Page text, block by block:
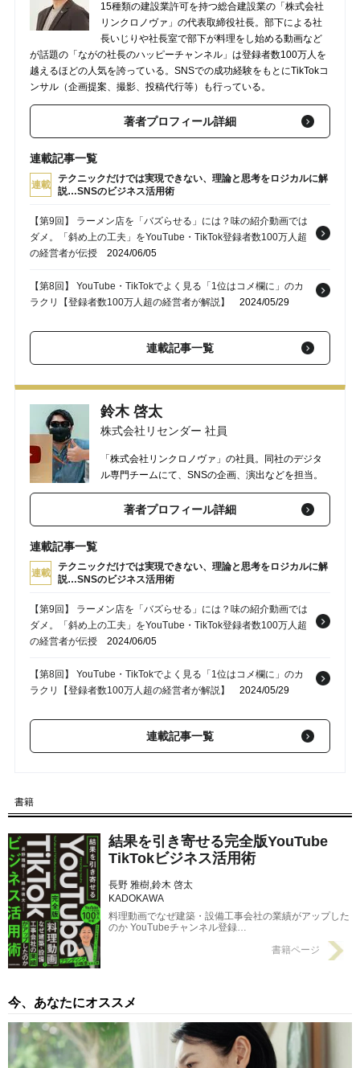
15種類の建設業許可を持つ総合建設業の「株式会社
リンクロノヴァ」の代表取締役社長。部下による社
長いじりや社長室で部下が料理をし始める動画など
が話題の「ながの社長のハッピーチャンネル」は登録者数100万人を
越えるほどの人気を誇っている。SNSでの成功経験をもとにTikTokコ
ンサル（企画提案、撮影、投稿代行等）も行っている。
著者プロフィール詳細
連載記事一覧
連載
テクニックだけでは実現できない、理論と思考をロジカルに解
説…SNSのビジネス活用術
【第9回】 ラーメン店を「バズらせる」には？味の紹介動画では
ダメ。「斜め上の工夫」をYouTube・TikTok登録者数100万人超
の経営者が伝授 2024/06/05
【第8回】 YouTube・TikTokでよく見る「1位はコメ欄に」のカ
ラクリ【登録者数100万人超の経営者が解説】
2024/05/29
【第7回】 ほとんどの人が気づいていない…「バズり」を連発す
る、優れたクリエイターの共通点【TikTok・YouTubeの登録者数
100万人の経営者が解説】2024/05/26
TikTok・YouTubeの登録者数が100万人となった経営者が「会
社」と組み合わせて登場させたものとは？2024/05/25
【第5回】 「ショート動画」でバズりたい…再生数が伸びない人
が大体見落としていること【TikTok・YouTubeの登録者数100万
人の経営者が解説】
連載記事一覧
鈴木 啓太
株式会社リセンダー 社員
「株式会社リンクロノヴァ」の社員。同社のデジタ
ル専門チームにて、SNSの企画、演出などを担当。
著者プロフィール詳細
連載記事一覧
連載
テクニックだけでは実現できない、理論と思考をロジカルに解
説…SNSのビジネス活用術
【第9回】 ラーメン店を「バズらせる」には？味の紹介動画では
ダメ。「斜め上の工夫」をYouTube・TikTok登録者数100万人超
の経営者が伝授 2024/06/05
【第8回】 YouTube・TikTokでよく見る「1位はコメ欄に」のカ
ラクリ【登録者数100万人超の経営者が解説】
2024/05/29
【第7回】 ほとんどの人が気づいていない…「バズり」を連発す
る、優れたクリエイターの共通点【TikTok・YouTubeの登録者数
100万人の経営者が解説】2024/05/26
TikTok・YouTubeの登録者数が100万人となった経営者が「会
社」と組み合わせて登場させたものとは？2024/05/25
【第5回】 「ショート動画」でバズりたい…再生数が伸びない人
が大体見落としていること【TikTok・YouTubeの登録者数100万
人の経営者が解説】2024/05/17
連載記事一覧
書籍
結果を引き寄せる完全版YouTube
TikTokビジネス活用術
長野 雅樹,鈴木 啓太
KADOKAWA
料理動画でなぜ建築・設備工事会社の業績がアップした
のか YouTubeチャンネル登録…
書籍ページ
今、あなたにオススメ